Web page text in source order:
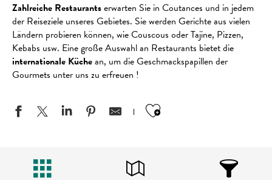
Zahlreiche Restaurantserwarten Sie in Coutances und in jedem
der Reiseziele unseres Gebietes. Sie werden Gerichte aus vielen
Ländern probieren können, wie Couscous oder Tajine, Pizzen,
Kebabs usw. Eine große Auswahl an Restaurants bietet die
internationale Küchean, um die Geschmackspapillen der
Gourmets unter uns zu erfreuen !
Ajouter aux